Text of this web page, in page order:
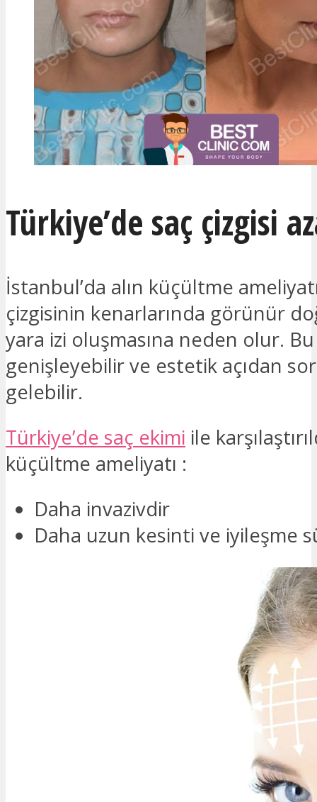
Türkiye’de saç çizgisi
İstanbul’da alın küçültme
çizgisinin kenarlarında görünür
yara izi oluşmasına neden olur.
genişleyebilir ve estetik açıdan
gelebilir.
Türkiye’de saç ekimi ile
küçültme ameliyatı :
Daha invazivdir
Daha uzun kesinti ve iyileşme